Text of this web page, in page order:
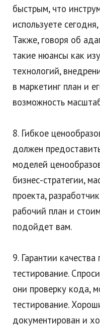
быстрым, что
используете
Также, говоря об
такие нюансы как
технологий,
в маркетинг план и
возможность
8. Гибкое
должен
моделей
бизнес-стратегии,
проекта,
рабочий план и
подойдет вам.
9. Гарантии
тестирование.
они проверку кода,
тестирование.
документирован и